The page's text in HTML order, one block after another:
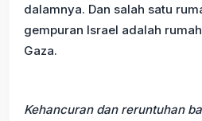
dalamnya. Dan salah satu
gempuran Israel adalah
Gaza.
Kehancuran dan reruntuhan